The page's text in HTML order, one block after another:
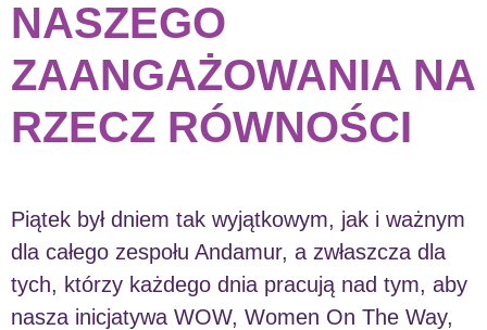
NASZEGO
ZAANGAŻOWANIA NA
RZECZ RÓWNOŚCI
Piątek był dniem tak wyjątkowym, jak i ważnym
dla całego zespołu Andamur, a zwłaszcza dla
tych, którzy każdego dnia pracują nad tym, aby
nasza inicjatywa WOW, Women On The Way,